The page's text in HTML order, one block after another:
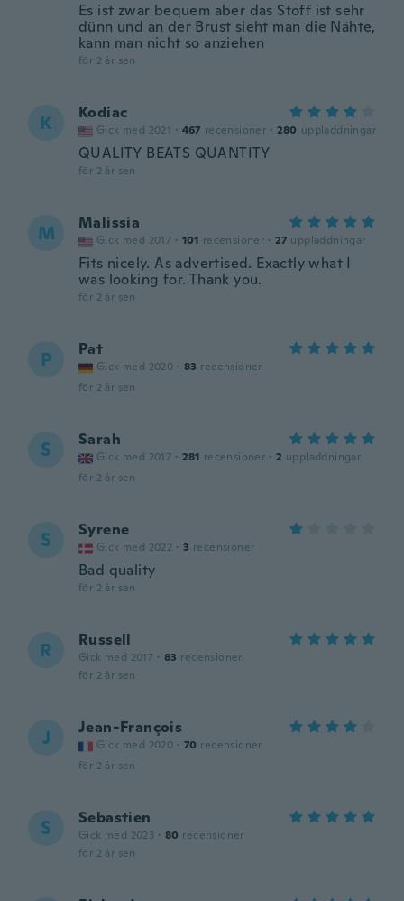
Es ist zwar bequem aber das Stoff ist sehr
dünn und an der Brust sieht man die Nähte,
kann man nicht so anziehen
för 2 år sen
K Kodiac
Gick med 2021 · 467 recensioner · 280 uppladdningar
QUALITY BEATS QUANTITY
för 2 år sen
M Malissia
Gick med 2017 · 101 recensioner · 27 uppladdningar
Fits nicely. As advertised. Exactly what I
was looking for. Thank you.
för 2 år sen
P Pat
Gick med 2020 · 83 recensioner
för 2 år sen
S Sarah
Gick med 2017 · 281 recensioner · 2 uppladdningar
för 2 år sen
S Syrene
Gick med 2022 · 3 recensioner
Bad quality
för 2 år sen
R Russell
Gick med 2017 · 83 recensioner
för 2 år sen
J Jean-François
Gick med 2020 · 70 recensioner
för 2 år sen
S Sebastien
Gick med 2023 · 80 recensioner
för 2 år sen